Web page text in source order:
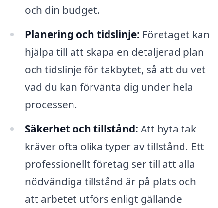
och din budget.
Planering och tidslinje: Företaget kan
hjälpa till att skapa en detaljerad plan
och tidslinje för takbytet, så att du vet
vad du kan förvänta dig under hela
processen.
Säkerhet och tillstånd: Att byta tak
kräver ofta olika typer av tillstånd. Ett
professionellt företag ser till att alla
nödvändiga tillstånd är på plats och
att arbetet utförs enligt gällande